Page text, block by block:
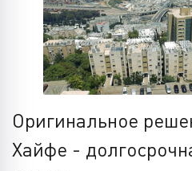
Оригинальное
Хайфе -